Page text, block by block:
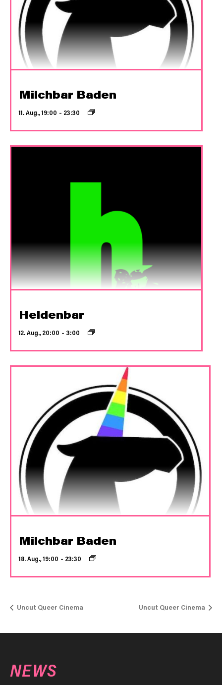
Milchbar Baden
11. Aug., 19:00 – 23:30
Heldenbar
12. Aug., 20:00 – 3:00
Milchbar Baden
18. Aug., 19:00 – 23:30
Uncut Queer Cinema Uncut Queer Cinema
NEWS